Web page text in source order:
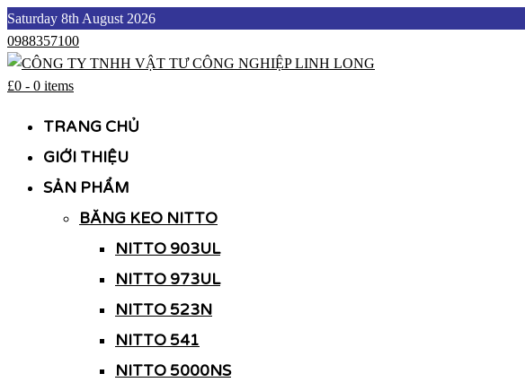
Skip
to
content
Saturday 8th August 2026
0988357100
£0 - 0 items
TRANG CHỦ
GIỚI THIỆU
SẢN PHẨM
BĂNG KEO NITTO
NITTO 903UL
NITTO 973UL
NITTO 523N
NITTO 541
NITTO 5000NS